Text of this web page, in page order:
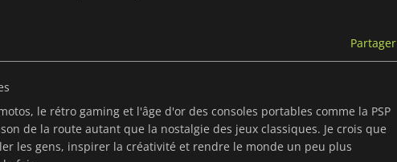
Partager
le rétro gaming et l'âge d'or des consoles portables comme la PSP
de la route autant que la nostalgie des jeux classiques. Je crois que
les gens, inspirer la créativité et rendre le monde un peu plus